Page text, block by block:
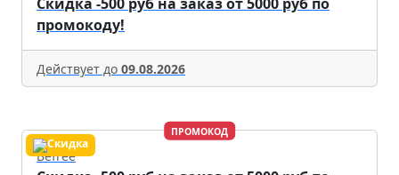
Скидка -500 руб на заказ от 5000 руб по
промокоду!
Действует до 09.08.2026
ПРОМОКОД
Befree